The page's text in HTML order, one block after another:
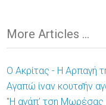
More Articles ...
Ο Ακρίτας - Η Αρπαγή
Αγαπώ ίναν κουτσ̌ήν
"Η αγάπ’ τση Μωρέσας